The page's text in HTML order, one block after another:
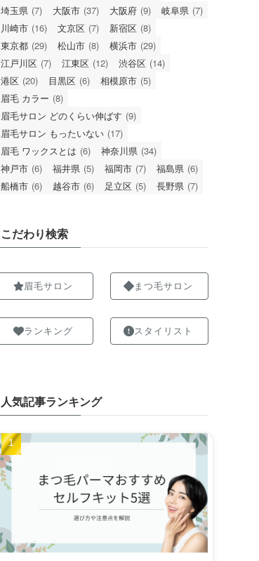
埼玉県 (7) 大阪市 (37) 大阪府 (9) 岐阜県 (7)
川崎市 (16) 文京区 (7) 新宿区 (8)
東京都 (29) 松山市 (8) 横浜市 (29)
江戸川区 (7) 江東区 (12) 渋谷区 (14)
港区 (20) 目黒区 (6) 相模原市 (5)
眉毛 カラー (8)
眉毛サロン どのくらい伸ばす (9)
眉毛サロン もったいない (17)
眉毛 ワックスとは (6) 神奈川県 (34)
神戸市 (6) 福井県 (5) 福岡市 (7) 福島県 (6)
船橋市 (6) 越谷市 (6) 足立区 (5) 長野県 (7)
こだわり検索
眉毛サロン
ランキング
まつ毛サロン
スタイリスト
人気記事ランキング